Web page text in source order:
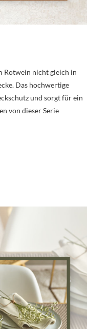
Rotwein nicht gleich in
Das hochwertige
und sorgt für ein
von dieser Serie